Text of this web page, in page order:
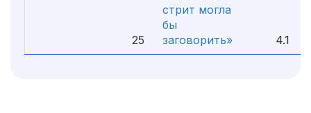
25
стрит могла
бы
заговорить»
4.1